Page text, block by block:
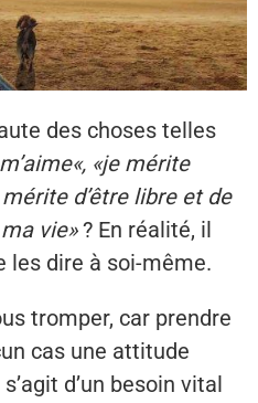
des choses telles
«je mérite
d’être libre et de
vie»? En réalité, il
les dire à soi-même.
tromper, car prendre
cas une attitude
d’un besoin vital